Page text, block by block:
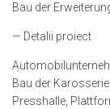
Bau der
— Detalii proiect
Bau der
Presshalle,